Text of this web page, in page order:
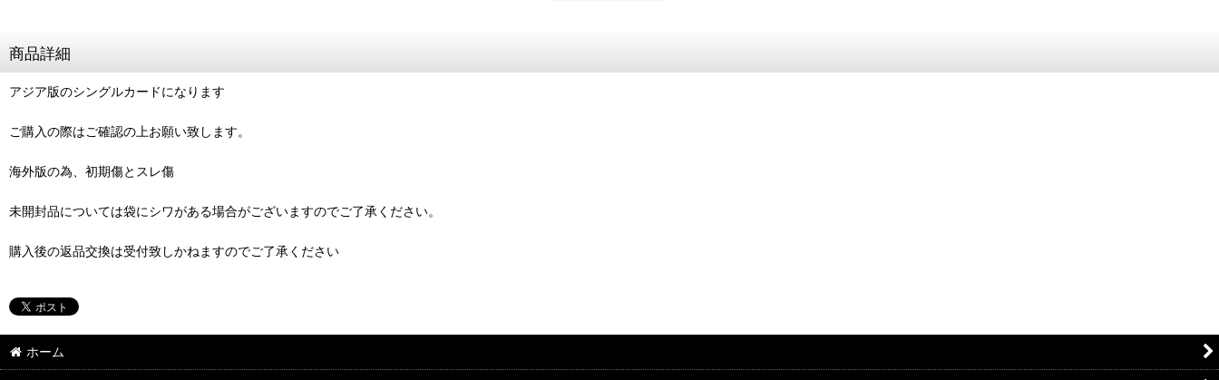
商品詳細
アジア版のシングルカードになります
ご購入の際はご確認の上お願い致します。
海外版の為、初期傷とスレ傷
未開封品については袋にシワがある場合がございますのでご了承ください。
購入後の返品交換は受付致しかねますのでご了承ください
ホーム